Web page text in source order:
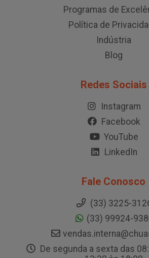
Programas de
Política de
Indústria
Blog
Redes Sociais
Instagram
Facebook
YouTube
LinkedIn
Fale Conosco
(33) 3225-
(33) 99924-
De segunda a sexta das